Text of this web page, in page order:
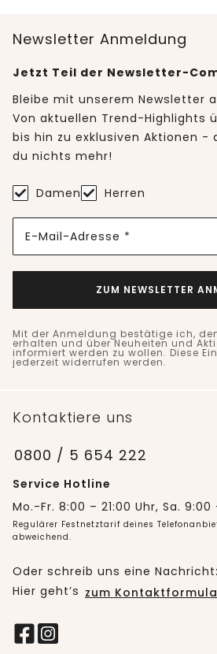
Newsletter Anmeldung
Jetzt Teil der Newsletter-
Bleibe mit unserem Newsletter
Von aktuellen Trend-Highlights
bis hin zu exklusiven Aktionen -
du nichts mehr!
Damen Herren
E-Mail-Adresse *
ZUM NEWSLETTER
Mit der Anmeldung bestätige ich,
erhalten und über Neuheiten und
informiert werden zu wollen. Diese
jederzeit widerrufen werden.
Kontaktiere uns
0800 / 5 654 222
Service Hotline
Mo.-Fr. 8:00 – 21:00 Uhr, Sa. 9:00
Regulärer Festnetztarif deines
abweichend.
Oder schreib uns eine Nachricht:
Hier geht’s zum